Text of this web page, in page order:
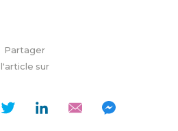
Partager
l'article sur